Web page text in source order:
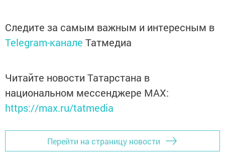
Следите за самым важным и интересным в
Telegram-канале Татмедиа
Читайте новости Татарстана в
национальном мессенджере MАХ:
https://max.ru/tatmedia
Перейти на страницу новости